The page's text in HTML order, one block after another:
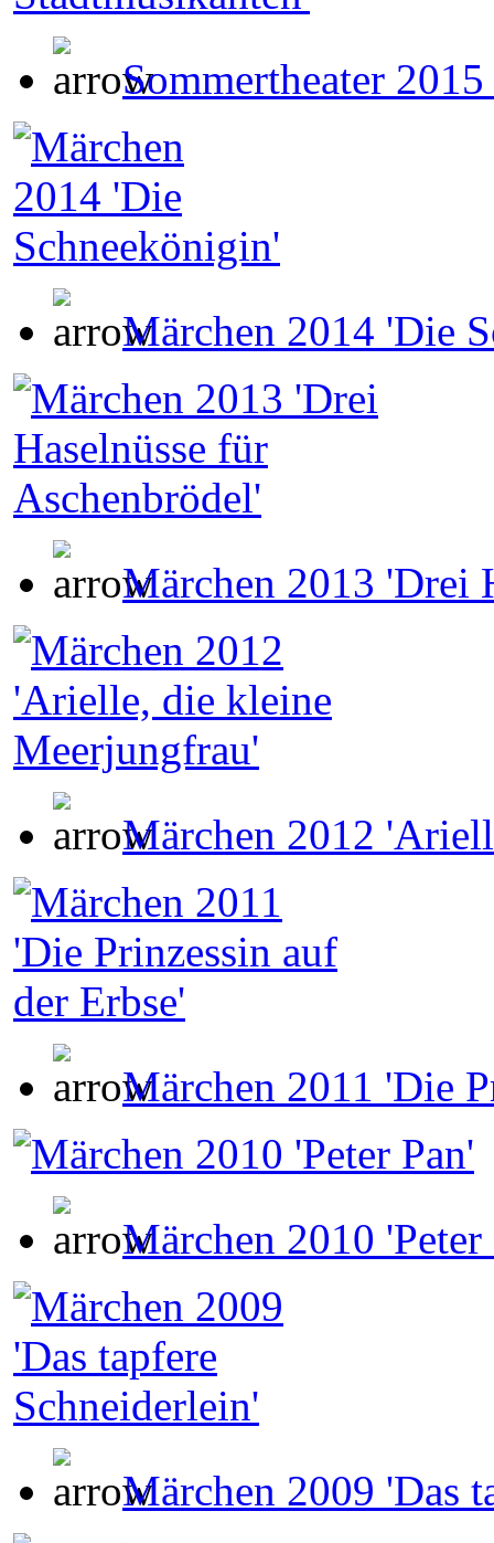
Sommertheater
Märchen 2014 'Die
Märchen 2013 'Drei
Märchen 2012
Märchen 2011 'Die
Märchen 2010 'Peter
Märchen 2009 'Das